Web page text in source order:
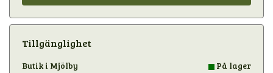
Tillgänglighet
Butik i Mjölby På lager